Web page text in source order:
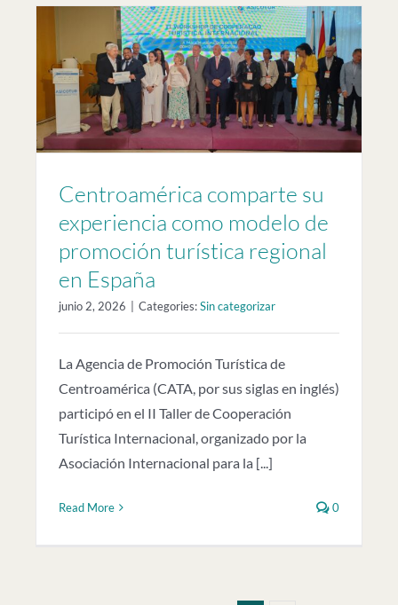
Centroamérica comparte su
experiencia como modelo de
promoción turística regional
en España
junio 2, 2026 Categories:Sin categorizar
La Agencia de Promoción Turística de
Centroamérica (CATA, por sus siglas en inglés)
participó en el II Taller de Cooperación
Turística Internacional, organizado por la
Asociación Internacional para la [...]
Read More 0